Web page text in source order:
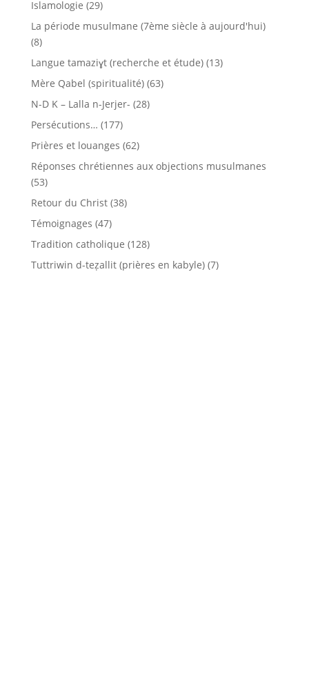
Islamologie (29)
La période musulmane (7ème siècle à aujourd'hui)
(8)
Langue tamaziɣt (recherche et étude)(13)
Mère Qabel (spiritualité)(63)
N-D K – Lalla n-Jerjer- (28)
Persécutions… (177)
Prières et louanges (62)
Réponses chrétiennes aux objections musulmanes
(53)
Retour du Christ(38)
Témoignages (47)
Tradition catholique (128)
Tuttriwin d-teẓallit (prières en kabyle)(7)